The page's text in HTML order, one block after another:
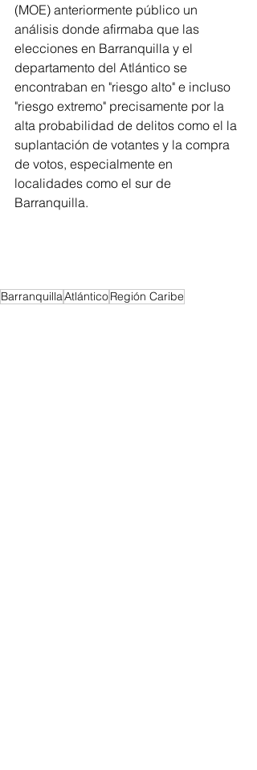
(MOE) anteriormente público un
análisis donde afirmaba que las
elecciones en Barranquilla y el
departamento del Atlántico se
encontraban en "riesgo alto" e incluso
"riesgo extremo" precisamente por la
alta probabilidad de delitos como el la
suplantación de votantes y la compra
de votos, especialmente en
localidades como el sur de
Barranquilla.
BarranquillaAtlánticoRegión Caribe